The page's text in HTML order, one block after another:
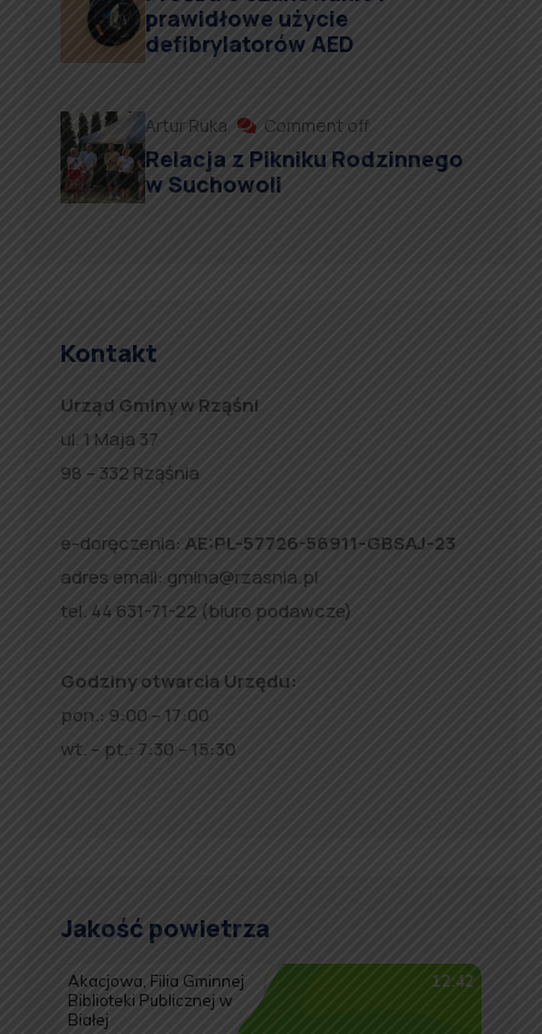
prawidłowe użycie
defibrylatorów AED
Artur Ruka Comment off
Relacja z Pikniku Rodzinnego
w Suchowoli
Kontakt
Urząd Gminy w Rząśni
ul. 1 Maja 37
98 – 332 Rząśnia
e-doręczenia: AE:PL-57726-56911-GBSAJ-23
adres email: gmina@rzasnia.pl
tel. 44 631-71-22 (biuro podawcze)
Godziny otwarcia Urzędu:
pon.: 9:00 – 17:00
wt. – pt.: 7:30 – 15:30
Jakość powietrza